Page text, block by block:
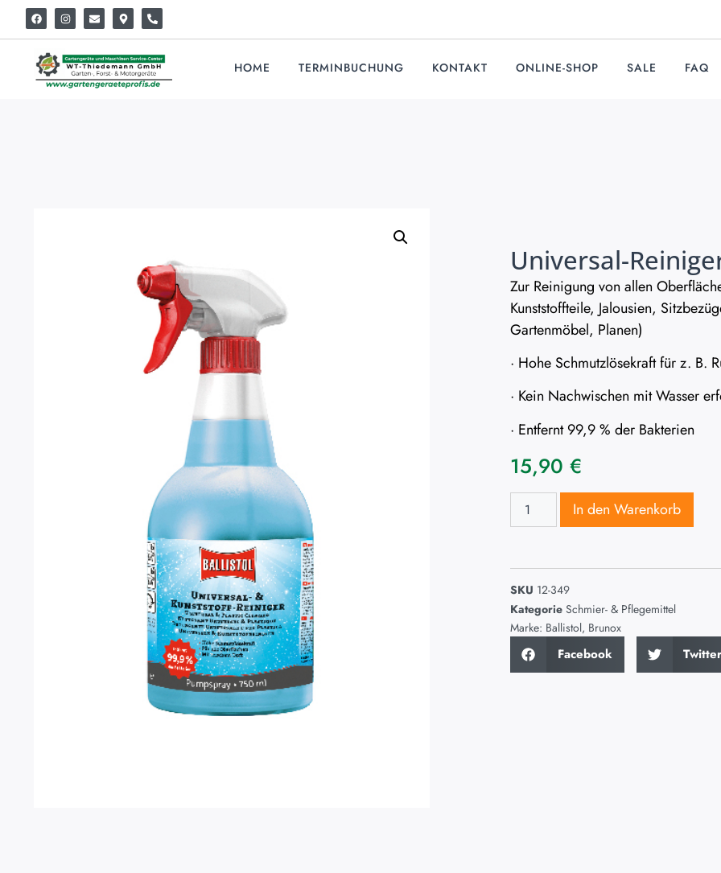
HOME TERMINBUCHUNG KONTAKT ONLINE-SHOP SALE FAQ
Universal-
Zur Reinigung von allen
Kunststoffteile, Jalousien,
Gartenmöbel, Planen)
· Hohe Schmutzlösekraft für z. B.
· Kein Nachwischen mit Wasser
· Entfernt 99,9 % der Bakterien
15,90 €
In den Warenkorb
SKU 12-349
Kategorie Schmier- & Pflegemittel
Marke: Ballistol, Brunox
Facebook Twitter